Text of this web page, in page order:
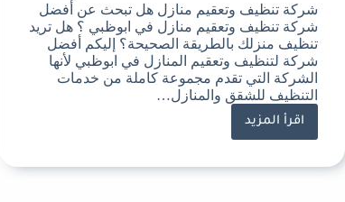
شركة تنظيف وتعقيم منازل هل تبحث عن أفضل
شركة تنظيف وتعقيم منازل في ابوظبي ؟ هل تريد
تنظيف منزلك بالطريقة الصحيحة؟ إليكم أفضل
شركة لتنظيف وتعقيم المنازل في ابوظبي لأنها
الشركة التي تقدم مجموعة كاملة من خدمات
التنظيف للشقق والمنازل…
اقرأ المزيد